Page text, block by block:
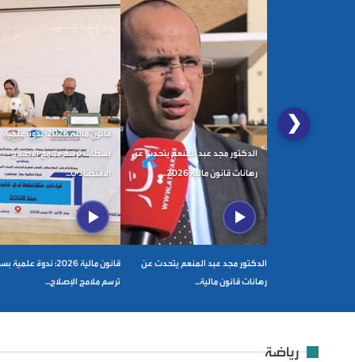
❮
الدكتور مجد عبد المنعم يتحدث عن
رهانات قانون مالية 2026...
الدكتور مجد عبد المنعم يتحدث عن
رهانات قانون مالية...
قانون مالية 2026: ندوة علمية
بسطات ترسم ملامح الإصلاح
الاقتصادي...
قانون مالية 2026: ندوة
ترسم ملامح الإصلاح...
رياضة